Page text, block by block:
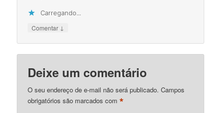
Carregando...
Comentar ↓
Deixe um comentário
O seu endereço de e-mail não será publicado. Campos
obrigatórios são marcados com*